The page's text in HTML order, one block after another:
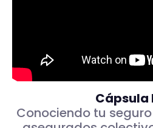
Cápsula
Conociendo tu